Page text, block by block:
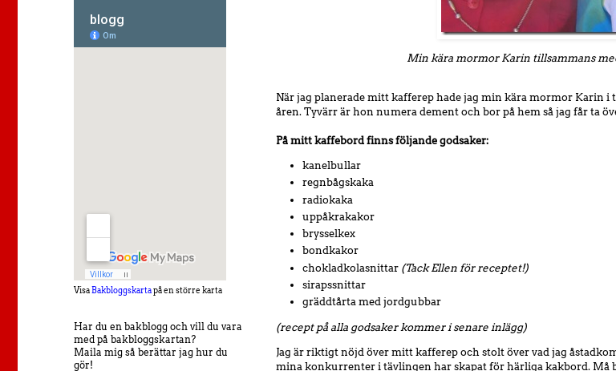
Min kära mormor Karin tillsammans
När jag planerade mitt kafferep hade jag min kära mormor Karin
åren. Tyvärr är hon numera dement och bor på hem så jag får ta
På mitt kaffebord finns följande godsaker:
kanelbullar
regnbågskaka
radiokaka
uppåkrakakor
brysselkex
bondkakor
chokladkolasnittar (Tack Ellen för receptet!)
sirapssnittar
gräddtårta med jordgubbar
(recept på alla godsaker kommer i senare inlägg)
Jag är riktigt nöjd över mitt kafferep och stolt över vad jag
mina konkurrenter i tävlingen har skapat för härliga kakbord. Må
VisaBakbloggskartapå en större karta
Har du en bakblogg och vill du vara
med på bakbloggskartan?
Maila mig så berättar jag hur du
gör!